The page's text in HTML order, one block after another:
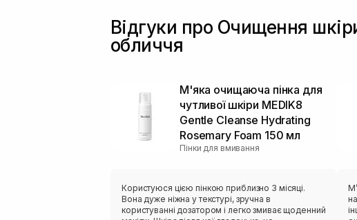
Відгуки про Очищення
обличчя
М'яка очищаюча пінка для
чутливої ​​шкіри MEDIK8
Gentle Cleanse Hydrating
Rosemary Foam 150 мл
Пінки для вмивання
Користуюся цією пінкою приблизно 3 місяці.
Вона дуже ніжна у текстурі, зручна в
користуванні дозатором і легко змиває щоденний